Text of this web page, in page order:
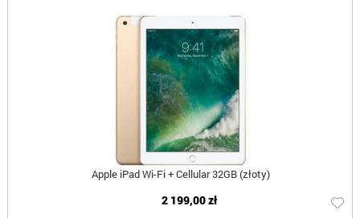
Apple iPad Wi-Fi + Cellular 32GB (złoty)
2 199,00 zł